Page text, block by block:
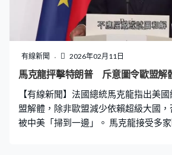
有線新聞 2026年02月11日
馬克龍抨擊特朗普 斥意圖令歐盟解
【有線新聞】法國總統馬克龍指出美
盟解體，除非歐盟減少依賴超級大國
被中美「掃到一邊」。 馬克龍接受多